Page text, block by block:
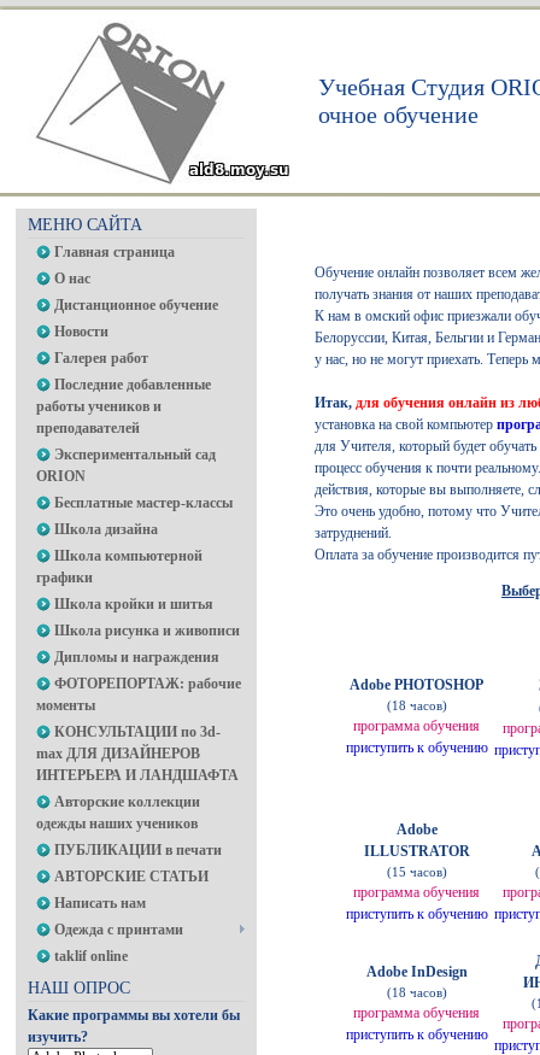
Учебная Студия
очное обучение
МЕНЮ САЙТА
Главная страница
О нас
Дистанционное обучение
Новости
Галерея работ
Последние добавленные
работы учеников и
преподавателей
Экспериментальный сад
ORION
Бесплатные мастер-классы
Школа дизайна
Школа компьютерной
графики
Школа кройки и шитья
Школа рисунка и живописи
Дипломы и награждения
ФОТОРЕПОРТАЖ: рабочие
моменты
КОНСУЛЬТАЦИИ по 3d-
max ДЛЯ ДИЗАЙНЕРОВ
ИНТЕРЬЕРА И ЛАНДШАФТА
Авторские коллекции
одежды наших учеников
ПУБЛИКАЦИИ в печати
АВТОРСКИЕ СТАТЬИ
Написать нам
Одежда с принтами
taklif online
НАШ ОПРОС
Какие программы вы хотели бы
изучить?
Обучение онлайн позволяет всем
получать знания от наших
К нам в омский офис приезжали
Белоруссии, Китая, Бельгии и
у нас, но не могут приехать.
Итак, для обучения онлайн из
установка на свой компьютер
для Учителя, который будет
процесс обучения к почти
действия, которые вы выполняете,
Это очень удобно, потому что
затруднений.
Оплата за обучение производится
Adobe PHOTOSHOP
(18 часов)
программа обучения
приступить к обучению
Adobe
ILLUSTRATOR
(15 часов)
программа обучения
приступить к обучению
Adobe InDesign
(18 часов)
программа обучения
приступить к обучению